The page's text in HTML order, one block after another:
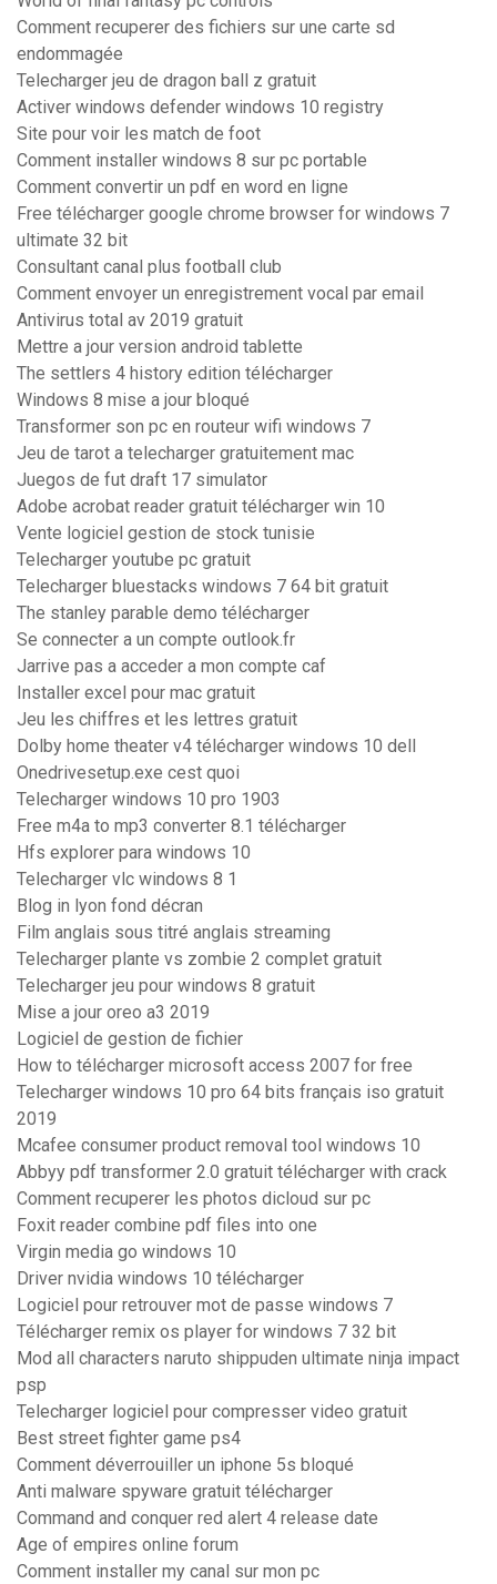
Comment recuperer des fichiers sur une carte sd
endommagée
Telecharger jeu de dragon ball z gratuit
Activer windows defender windows 10 registry
Site pour voir les match de foot
Comment installer windows 8 sur pc portable
Comment convertir un pdf en word en ligne
Free télécharger google chrome browser for windows 7
ultimate 32 bit
Consultant canal plus football club
Comment envoyer un enregistrement vocal par email
Antivirus total av 2019 gratuit
Mettre a jour version android tablette
The settlers 4 history edition télécharger
Windows 8 mise a jour bloqué
Transformer son pc en routeur wifi windows 7
Jeu de tarot a telecharger gratuitement mac
Juegos de fut draft 17 simulator
Adobe acrobat reader gratuit télécharger win 10
Vente logiciel gestion de stock tunisie
Telecharger youtube pc gratuit
Telecharger bluestacks windows 7 64 bit gratuit
The stanley parable demo télécharger
Se connecter a un compte outlook.fr
Jarrive pas a acceder a mon compte caf
Installer excel pour mac gratuit
Jeu les chiffres et les lettres gratuit
Dolby home theater v4 télécharger windows 10 dell
Onedrivesetup.exe cest quoi
Telecharger windows 10 pro 1903
Free m4a to mp3 converter 8.1 télécharger
Hfs explorer para windows 10
Telecharger vlc windows 8 1
Blog in lyon fond décran
Film anglais sous titré anglais streaming
Telecharger plante vs zombie 2 complet gratuit
Telecharger jeu pour windows 8 gratuit
Mise a jour oreo a3 2019
Logiciel de gestion de fichier
How to télécharger microsoft access 2007 for free
Telecharger windows 10 pro 64 bits français iso gratuit
2019
Mcafee consumer product removal tool windows 10
Abbyy pdf transformer 2.0 gratuit télécharger with crack
Comment recuperer les photos dicloud sur pc
Foxit reader combine pdf files into one
Virgin media go windows 10
Driver nvidia windows 10 télécharger
Logiciel pour retrouver mot de passe windows 7
Télécharger remix os player for windows 7 32 bit
Mod all characters naruto shippuden ultimate ninja impact
psp
Telecharger logiciel pour compresser video gratuit
Best street fighter game ps4
Comment déverrouiller un iphone 5s bloqué
Anti malware spyware gratuit télécharger
Command and conquer red alert 4 release date
Age of empires online forum
Comment installer my canal sur mon pc